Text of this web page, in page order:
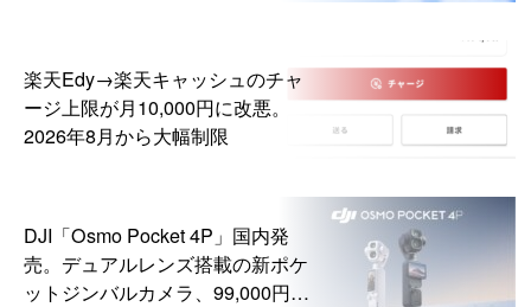
楽天Edy→楽天キャッシュのチャ
ージ上限が月10,000円に改悪。
2026年8月から大幅制限
DJI「Osmo Pocket 4P」国内発
売。デュアルレンズ搭載の新ポケ
ットジンバルカメラ、99,000円か